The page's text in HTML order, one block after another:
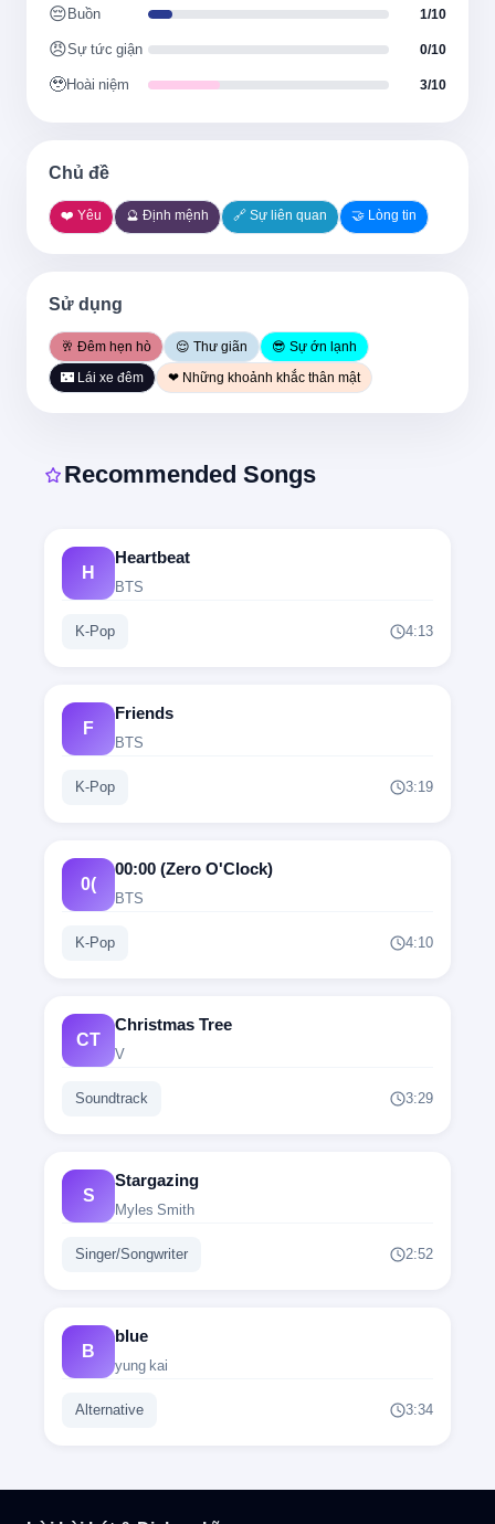
Khi bạn nhìn tôi
우주가 우릴 위해 움직였어
조금의 어긋남조차 없었어
Không có chút sai lệch nào
Hạnh phúc của bạn và tôi đã được định
'Cause you love me
'Bởi vì bạn yêu tôi
Và tôi yêu bạn
넌 내 푸른곰팡이
날 구원해 준
Người đã cứu tôi
나의 천사 나의 세상
Thiên thần của tôi, thế giới của tôi
Tôi là con mèo tam thể của bạn
널 만나러 온
Love me now
Yêu tôi ngay bây giờ
Chạm vào tôi ngay bây giờ
😔Buồn 1/10
😠Sự tức giận 0/10
🥹Hoài niệm 3/10
Chủ đề
❤️ Yêu 🔮 Định mệnh 🔗 Sự liên quan 🤝 Lòng tin
Sử dụng
🥂 Đêm hẹn hò 😌 Thư giãn
😎 Sự ớn lạnh
🌃 Lái xe đêm
❤ Những khoảnh khắc thân mật
Recommended Songs
H
Heartbeat
BTS
K-Pop
4:13
F
Friends
BTS
K-Pop
3:19
0(
00:00 (Zero O'Clock)
BTS
K-Pop
4:10
CT
Christmas Tree
V
Soundtrack
3:29
S
Stargazing
Myles Smith
Singer/Songwriter
2:52
B
blue
yung kai
Alternative
3:34